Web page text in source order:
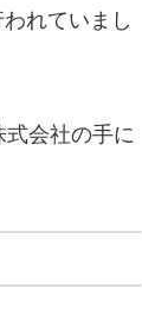
れていまし
会社の手に